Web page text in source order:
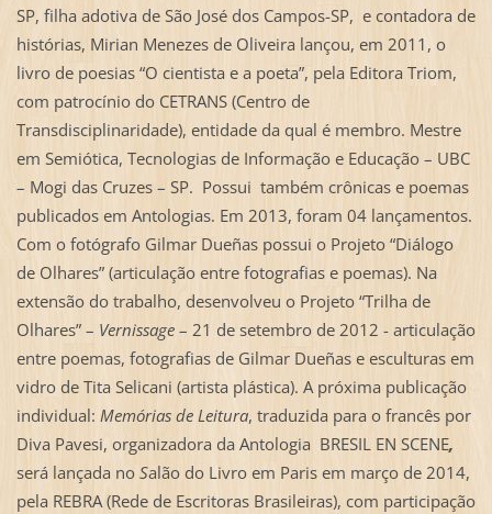
SP, filha adotiva de São José dos Campos-SP, e contadora de
histórias, Mirian Menezes de Oliveira lançou, em 2011, o
livro de poesias “O cientista e a poeta”, pela Editora Triom,
com patrocínio do CETRANS (Centro de
Transdisciplinaridade), entidade da qual é membro. Mestre
em Semiótica, Tecnologias de Informação e Educação – UBC
– Mogi das Cruzes – SP. Possui também crônicas e poemas
publicados em Antologias. Em 2013, foram 04 lançamentos.
Com o fotógrafo Gilmar Dueñas possui o Projeto “Diálogo
de Olhares” (articulação entre fotografias e poemas). Na
extensão do trabalho, desenvolveu o Projeto “Trilha de
Olhares” – Vernissage– 21 de setembro de 2012 - articulação
entre poemas, fotografias de Gilmar Dueñas e esculturas em
vidro de Tita Selicani (artista plástica). A próxima publicação
individual: Memórias de Leitura, traduzida para o francês por
Diva Pavesi, organizadora da Antologia BRESIL EN SCENE,
será lançada noSalão do Livro em Paris em março de 2014,
pela REBRA (Rede de Escritoras Brasileiras), com participação